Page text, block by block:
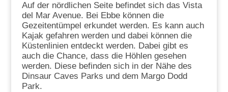
Auf der nördlichen Seite befindet sich das Vista
del Mar Avenue. Bei Ebbe können die
Gezeitentümpel erkundet werden. Es kann auch
Kajak gefahren werden und dabei können die
Küstenlinien entdeckt werden. Dabei gibt es
auch die Chance, dass die Höhlen gesehen
werden. Diese befinden sich in der Nähe des
Dinsaur Caves Parks und dem Margo Dodd
Park.